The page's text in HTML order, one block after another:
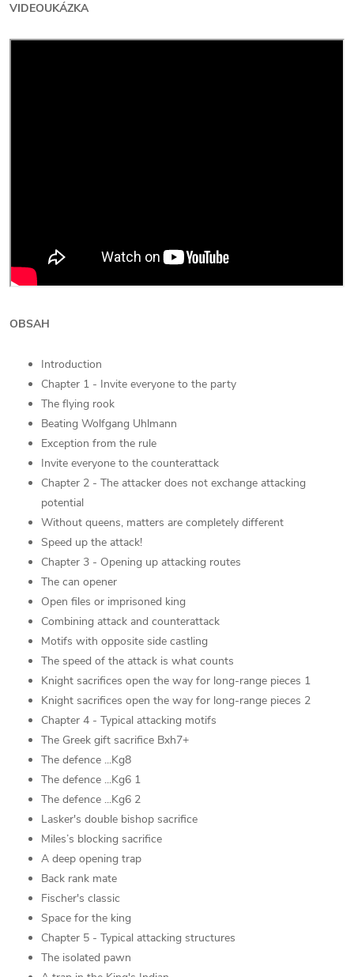
VIDEOUKÁZKA
OBSAH
Introduction
Chapter 1 - Invite everyone to the party
The flying rook
Beating Wolfgang Uhlmann
Exception from the rule
Invite everyone to the counterattack
Chapter 2 - The attacker does not exchange attacking
potential
Without queens, matters are completely different
Speed up the attack!
Chapter 3 - Opening up attacking routes
The can opener
Open files or imprisoned king
Combining attack and counterattack
Motifs with opposite side castling
The speed of the attack is what counts
Knight sacrifices open the way for long-range pieces 1
Knight sacrifices open the way for long-range pieces 2
Chapter 4 - Typical attacking motifs
The Greek gift sacrifice Bxh7+
The defence ...Kg8
The defence ...Kg6 1
The defence ...Kg6 2
Lasker's double bishop sacrifice
Miles’s blocking sacrifice
A deep opening trap
Back rank mate
Fischer's classic
Space for the king
Chapter 5 - Typical attacking structures
The isolated pawn